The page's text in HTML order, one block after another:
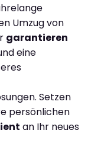
Umzug von
garantieren
eine
Setzen
persönlichen
an Ihr neues